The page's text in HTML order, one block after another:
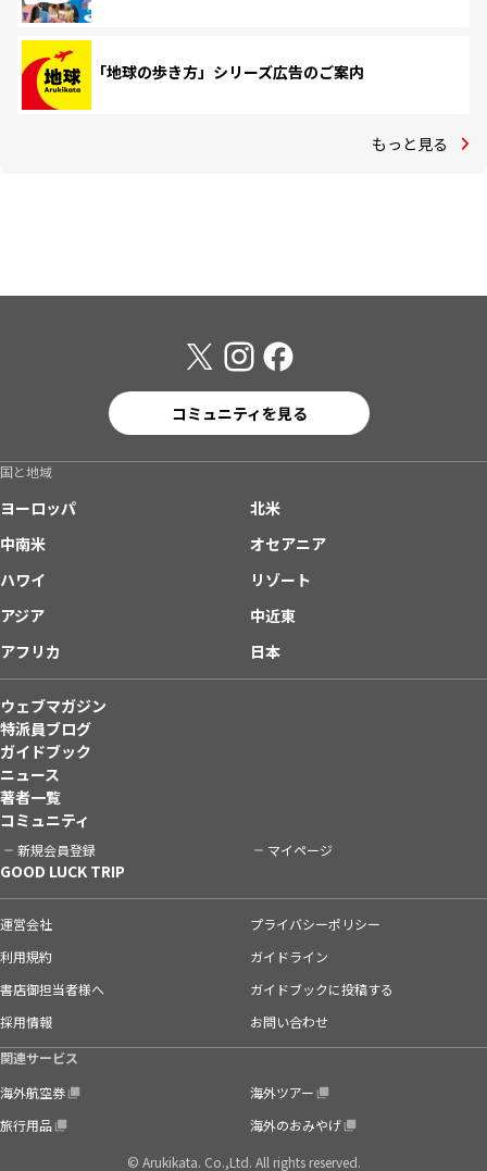
「地球の歩き方」シリーズ広告のご案内
もっと見る
コミュニティを見る
国と地域
ヨーロッパ
北米
中南米
オセアニア
ハワイ
リゾート
アジア
中近東
アフリカ
日本
ウェブマガジン
特派員ブログ
ガイドブック
ニュース
著者一覧
コミュニティ
新規会員登録 マイページ
GOOD LUCK TRIP
運営会社
プライバシーポリシー
利用規約
ガイドライン
書店御担当者様へ
ガイドブックに投稿する
採用情報
お問い合わせ
関連サービス
海外航空券
海外ツアー
旅行用品
海外のおみやげ
© Arukikata. Co.,Ltd. All rights reserved.